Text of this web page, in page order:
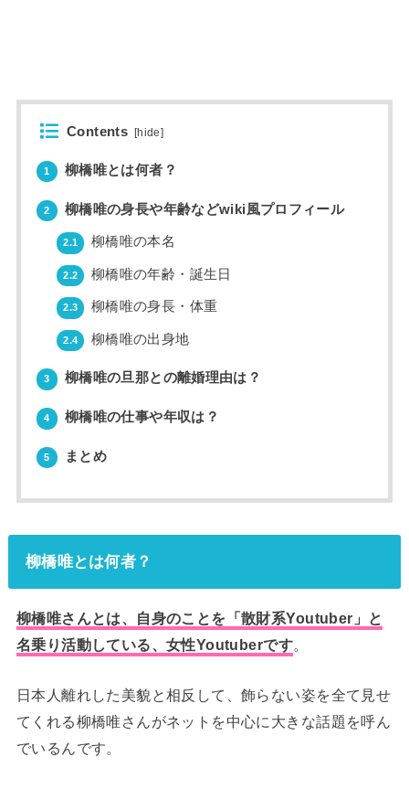
Contents [hide]
1 柳橋唯とは何者？
2 柳橋唯の身長や年齢などwiki風プロフィール
2.1 柳橋唯の本名
2.2 柳橋唯の年齢・誕生日
2.3 柳橋唯の身長・体重
2.4 柳橋唯の出身地
3 柳橋唯の旦那との離婚理由は？
4 柳橋唯の仕事や年収は？
5 まとめ
柳橋唯とは何者？
柳橋唯さんとは、自身のことを「散財系Youtuber」と
名乗り活動している、女性Youtuberです。
日本人離れした美貌と相反して、飾らない姿を全て見せ
てくれる柳橋唯さんがネットを中心に大きな話題を呼ん
でいるんです。